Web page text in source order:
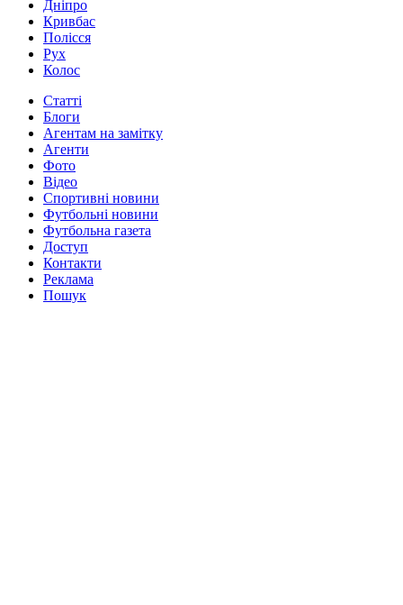
Дніпро
Кривбас
Полісся
Рух
Колос
Статті
Блоги
Агентам на замітку
Агенти
Фото
Відео
Спортивні новини
Футбольні новини
Футбольна газета
Доступ
Контакти
Реклама
Пошук